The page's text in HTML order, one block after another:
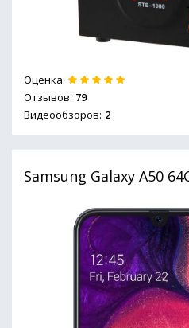
Оценка:
Отзывов: 79
Видеообзоров: 2
Samsung Galaxy A50